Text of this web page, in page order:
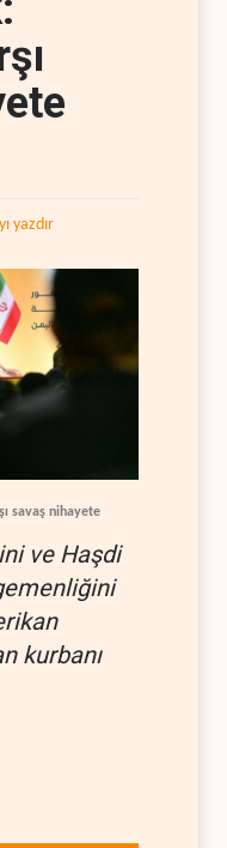
yazdır
savaş nihayete
ve Haşdi
kurbanı